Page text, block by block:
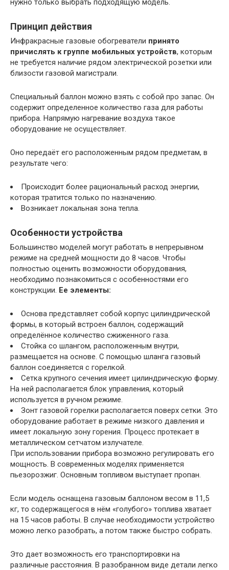
Принцип действия
Инфракрасные газовые обогреватели принято
причислять к группе мобильных устройств, которым
не требуется наличие рядом электрической розетки или
близости газовой магистрали.
Специальный баллон можно взять с собой про запас. Он
содержит определенное количество газа для работы
прибора. Напрямую нагревание воздуха такое
оборудование не осуществляет.
Оно передаёт его расположенным рядом предметам, в
результате чего:
Происходит более рациональный расход энергии,
которая тратится только по назначению.
Возникает локальная зона тепла.
Особенности устройства
Большинство моделей могут работать в непрерывном
режиме на средней мощности до 8 часов. Чтобы
полностью оценить возможности оборудования,
необходимо познакомиться с особенностями его
конструкции. Ее элементы:
Основа представляет собой корпус цилиндрической
формы, в который встроен баллон, содержащий
определённое количество сжиженного газа.
Стойка со шлангом, расположенным внутри,
размещается на основе. С помощью шланга газовый
баллон соединяется с горелкой.
Сетка крупного сечения имеет цилиндрическую форму.
На ней располагается блок управления, который
используется в ручном режиме.
Зонт газовой горелки располагается поверх сетки. Это
оборудование работает в режиме низкого давления и
имеет локальную зону горения. Процесс протекает в
металлическом сетчатом излучателе.
При использовании прибора возможно регулировать его
мощность. В современных моделях применяется
пьезорозжиг. Основным топливом выступает пропан.
Если модель оснащена газовым баллоном весом в 11,5
кг, то содержащегося в нём «голубого» топлива хватает
на 15 часов работы. В случае необходимости устройство
можно легко разобрать, а потом также быстро собрать.
Это дает возможность его транспортировки на
различные расстояния. В разобранном виде детали легко